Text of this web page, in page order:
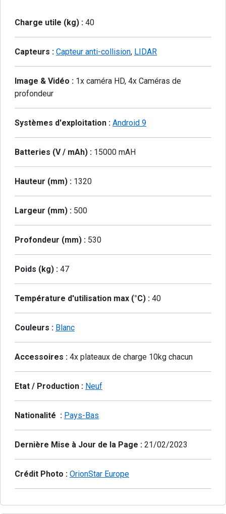
Charge utile (kg) : 40
Capteurs : Capteur anti-collision, LIDAR
Image & Vidéo : 1x caméra HD, 4x Caméras de
profondeur
Systèmes d'exploitation : Android 9
Batteries (V / mAh) : 15000 mAH
Hauteur (mm) : 1320
Largeur (mm) : 500
Profondeur (mm) : 530
Poids (kg) : 47
Température d'utilisation max (°C) : 40
Couleurs : Blanc
Accessoires : 4x plateaux de charge 10kg chacun
Etat / Production : Neuf
Nationalité : Pays-Bas
Dernière Mise à Jour de la Page : 21/02/2023
Crédit Photo : OrionStar Europe